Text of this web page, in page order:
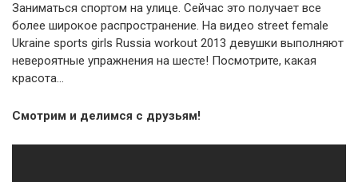
Заниматься спортом на улице. Сейчас это получает все
более широкое распространение. На видео street female
Ukraine sports girls Russia workout 2013 девушки выполняют
невероятные упражнения на шесте! Посмотрите, какая
красота…
Смотрим и делимся с друзьям!